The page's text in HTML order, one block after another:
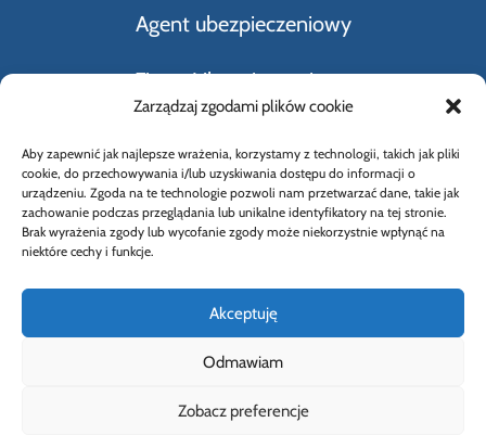
Zarządzaj zgodami plików cookie
Aby zapewnić jak najlepsze wrażenia, korzystamy z technologii, takich jak pliki
cookie, do przechowywania i/lub uzyskiwania dostępu do informacji o
urządzeniu. Zgoda na te technologie pozwoli nam przetwarzać dane, takie jak
zachowanie podczas przeglądania lub unikalne identyfikatory na tej stronie.
Brak wyrażenia zgody lub wycofanie zgody może niekorzystnie wpłynąć na
niektóre cechy i funkcje.
Akceptuję
Odmawiam
Zobacz preferencje
Agent ubezpieczeniowy
Firmy Ubezpieczeniowe
Rodzaje ubezpieczeń
Słownik Pojęć Ubezpieczeniowych
prywatności